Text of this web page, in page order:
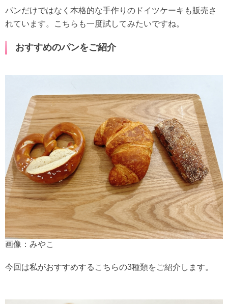
パンだけではなく本格的な手作りのドイツケーキも販売さ
れています。こちらも一度試してみたいですね。
おすすめのパンをご紹介
画像：みやこ
今回は私がおすすめするこちらの3種類をご紹介します。